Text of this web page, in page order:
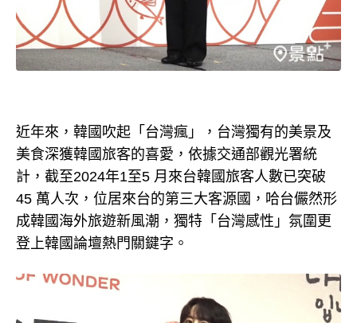
近年來，韓國吹起「台灣瘋」，台灣獨有的美景及
美食深獲韓國旅客的喜愛，依據交通部觀光署統
計，截至2024年1至5 月來台韓國旅客人數已突破
45 萬人次，位居來台的第三大客源國，哈台儼然形
成韓國海外旅遊新風潮，獨特「台灣感性」氛圍更
登上韓國論壇熱門關鍵字。